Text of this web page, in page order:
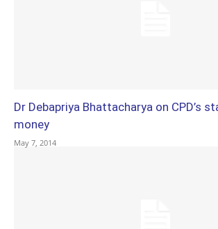
Dr Debapriya Bhattacharya on CPD’s
money
May 7, 2014